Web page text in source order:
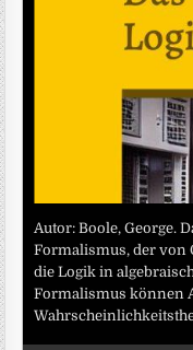
Autor: Boole, George.
Formalismus, der von
die Logik in
Formalismus können